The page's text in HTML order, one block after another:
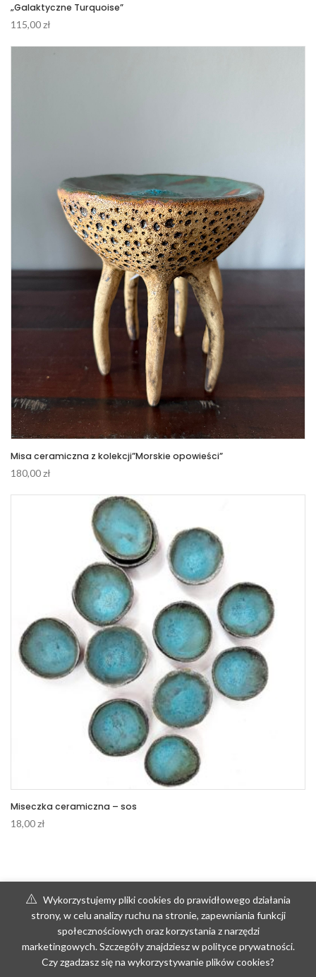
„Galaktyczne Turquoise”
115,00zł
Misa ceramiczna z kolekcji”Morskie opowieści”
180,00zł
Miseczka ceramiczna – sos
18,00zł
Wykorzystujemy pliki cookies do prawidłowego działania
strony, w celu analizy ruchu na stronie, zapewniania funkcji
społecznościowych oraz korzystania z narzędzi
marketingowych. Szczegóły znajdziesz w polityce prywatności.
Czy zgadzasz się na wykorzystywanie plików cookies?